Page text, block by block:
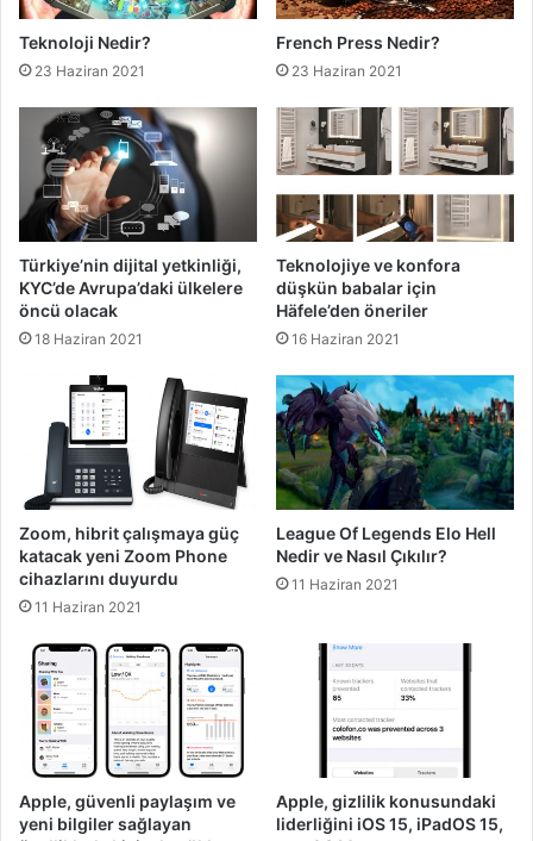
Teknoloji Nedir?
23 Haziran 2021
French Press Nedir?
23 Haziran 2021
Türkiye’nin dijital yetkinliği,
KYC’de Avrupa’daki ülkelere
öncü olacak
18 Haziran 2021
Teknolojiye ve konfora
düşkün babalar için
Häfele’den öneriler
16 Haziran 2021
Zoom, hibrit çalışmaya güç
katacak yeni Zoom Phone
cihazlarını duyurdu
11 Haziran 2021
League Of Legends Elo Hell
Nedir ve Nasıl Çıkılır?
11 Haziran 2021
Apple, güvenli paylaşım ve
yeni bilgiler sağlayan
Apple, gizlilik konusundaki
liderliğini iOS 15, iPadOS 15,